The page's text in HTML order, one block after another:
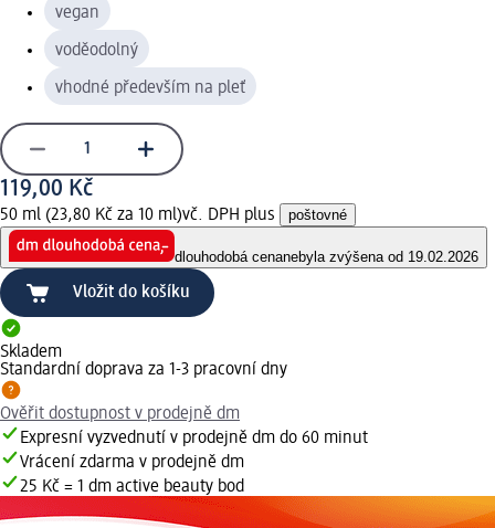
vegan
voděodolný
vhodné především na pleť
119,00 Kč
50 ml (23,80 Kč za 10 ml)vč. DPH plus poštovné
dlouhodobá cenanebyla zvýšena od 19.02.2026
Vložit do košíku
Skladem
Standardní doprava za 1-3 pracovní dny
Ověřit dostupnost v prodejně dm
Expresní vyzvednutí v prodejně dm do 60 minut
Vrácení zdarma v prodejně dm
25 Kč = 1 dm active beauty bod